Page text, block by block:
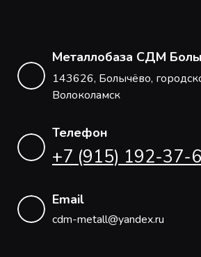
Металлобаза СДМ
143626, Болычёво,
Волоколамск
Телефон
+7 (915) 192-37-
Email
cdm-metall@yandex.ru